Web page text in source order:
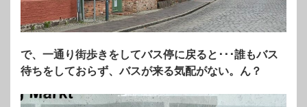
で、一通り街歩きをしてバス停に戻ると･･･誰もバス
待ちをしておらず、バスが来る気配がない。ん？